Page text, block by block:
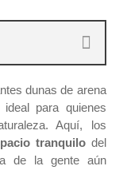
dunas de arena
para quienes
Aquí, los
tranquilodel
de la gente aún